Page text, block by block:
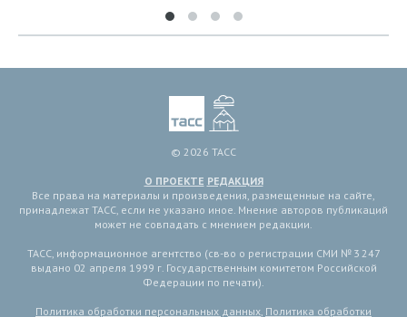
© 2026 ТАСС
О ПРОЕКТЕ РЕДАКЦИЯ
Все права на материалы и произведения, размещенные на сайте,
принадлежат ТАСС, если не указано иное. Мнение авторов публикаций
может не совпадать с мнением редакции.
ТАСС, информационное агентство (св-во о регистрации СМИ № 3 247
выдано 02 апреля 1999 г. Государственным комитетом Российской
Федерации по печати).
Политика обработки персональных данных, Политика обработки